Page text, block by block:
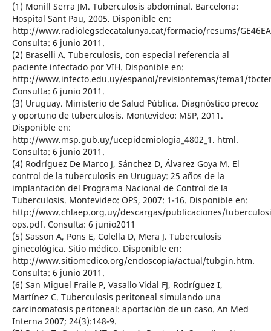
(1) Monill Serra JM. Tuberculosis abdominal. Barcelona:
Hospital Sant Pau, 2005. Disponible en:
http://www.radiolegsdecatalunya.cat/formacio/resums/
Consulta: 6 junio 2011.
(2) Braselli A. Tuberculosis, con especial referencia al
paciente infectado por VIH. Disponible en:
http://www.infecto.edu.uy/espanol/revisiontemas/tema1/
Consulta: 6 junio 2011.
(3) Uruguay. Ministerio de Salud Pública. Diagnóstico precoz
y oportuno de tuberculosis. Montevideo: MSP, 2011.
Disponible en:
http://www.msp.gub.uy/ucepidemiologia_4802_1. html.
Consulta: 6 junio 2011.
(4) Rodríguez De Marco J, Sánchez D, Álvarez Goya M. El
control de la tuberculosis en Uruguay: 25 años de la
implantación del Programa Nacional de Control de la
Tuberculosis. Montevideo: OPS, 2007: 1-16. Disponible en:
http://www.chlaep.org.uy/descargas/publicaciones/
ops.pdf. Consulta: 6 junio2011
(5) Sasson A, Pons E, Colella D, Mera J. Tuberculosis
ginecológica. Sitio médico. Disponible en:
http://www.sitiomedico.org/endoscopia/actual/tubgin.htm.
Consulta: 6 junio 2011.
(6) San Miguel Fraile P, Vasallo Vidal FJ, Rodríguez I,
Martínez C. Tuberculosis peritoneal simulando una
carcinomatosis peritoneal: aportación de un caso. An Med
Interna 2007; 24(3):148-9.